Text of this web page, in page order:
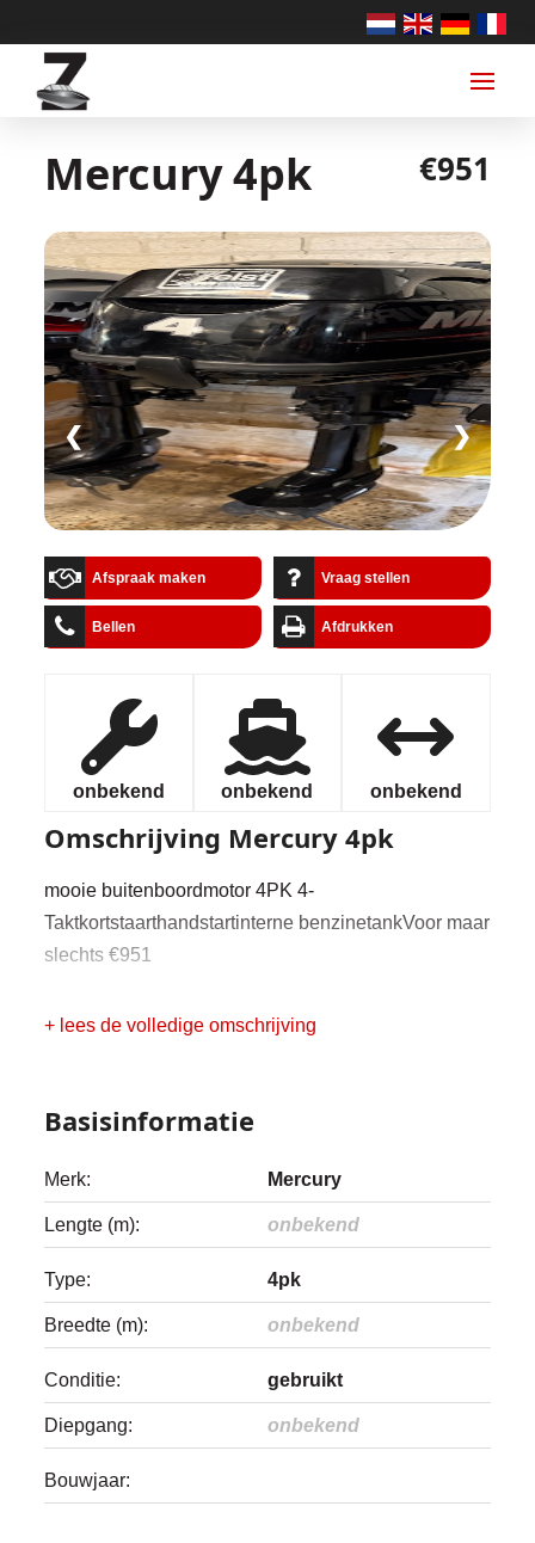
Mercury 4pk €951
❮ ❯
Afspraak maken Vraag stellen
Bellen Afdrukken
onbekend onbekend onbekend
Omschrijving Mercury 4pk
mooie buitenboordmotor 4PK 4-
Taktkortstaarthandstartinterne benzinetankVoor maar
slechts €951
+ lees de volledige omschrijving
Basisinformatie
Merk: Mercury
Lengte (m): onbekend
Type: 4pk
Breedte (m): onbekend
Conditie: gebruikt
Diepgang: onbekend
Bouwjaar: